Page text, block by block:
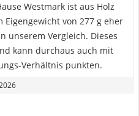
Westmark ist aus Holz
von 277 g eher
unserem Vergleich. Dieses
kann durchaus auch mit
Verhältnis punkten.